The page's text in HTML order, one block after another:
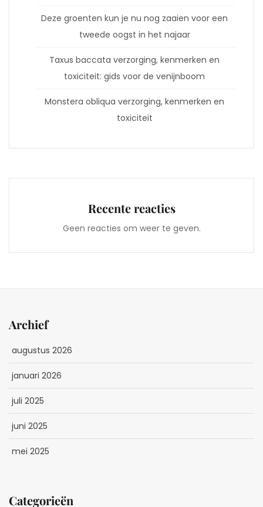
Deze groenten kun je nu nog zaaien voor een
tweede oogst in het najaar
Taxus baccata verzorging, kenmerken en
toxiciteit: gids voor de venijnboom
Monstera obliqua verzorging, kenmerken en
toxiciteit
Recente reacties
Geen reacties om weer te geven.
Archief
augustus 2026
januari 2026
juli 2025
juni 2025
mei 2025
Categorieën